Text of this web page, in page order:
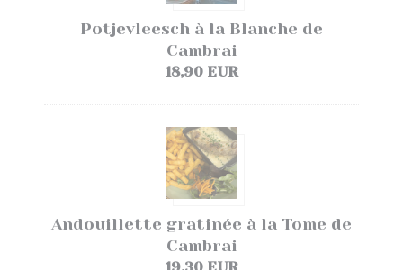
Potjevleesch à la Blanche de
Cambrai
18,90 EUR
Andouillette gratinée à la Tome de
Cambrai